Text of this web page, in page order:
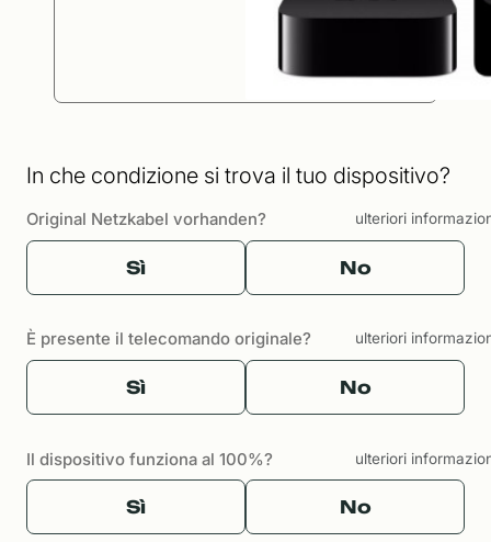
In che condizione si trova il tuo dispositivo?
Original Netzkabel vorhanden? ulteriori
Sì No
È presente il telecomando originale? ulteriori
Sì No
Il dispositivo funziona al 100%? ulteriori
Sì No